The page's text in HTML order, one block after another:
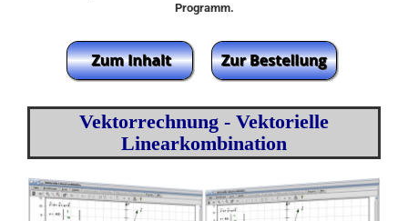
Programm.
Vektorrechnung - Vektorielle
Linearkombination